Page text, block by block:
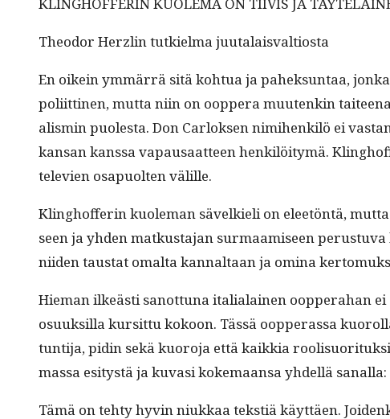
Theodor Her­zlin tutkiel­ma juutalaisvaltiosta
En oikein ymmär­rä sitä kohtua ja pahek­sun­taa,
poli­it­ti­nen, mut­ta niin on oop­pera muutenkin
al­is­min puoles­ta. Don Car­lok­sen nim­i­henkilö ei
kansan kanssa vapausaat­teen henkilöi­tymä.
tele­vien osa­puolten välille.
Kling­hof­ferin kuole­man sävelkieli on eleetön­tä,
seen ja yhden matkus­ta­jan sur­maamiseen
niiden tau­s­tat oma­l­ta kannal­taan ja omi­na
Hie­man ilkeästi san­ot­tuna ital­ialainen oop­per­a­han
osuuk­sil­la kur­sit­tu kokoon. Tässä oop­peras­sa
tun­ti­ja, pidin sekä kuoro­ja että kaikkia
mas­sa esi­tys­tä ja kuvasi koke­maansa yhdel­lä sanal­la:
Tämä on tehty hyvin niukkaa tek­stiä käyt­täen.